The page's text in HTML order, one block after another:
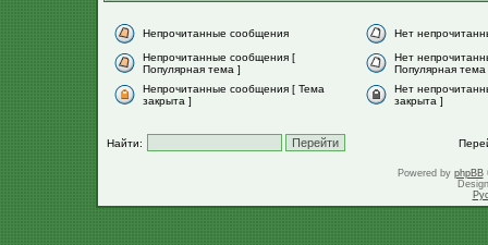
Непрочитанные сообщения
Нет
Непрочитанные сообщения [
Популярная тема ]
Нет
Популярная тема
Непрочитанные сообщения [ Тема
закрыта ]
Нет
закрыта ]
Найти:
Powered by phpBB